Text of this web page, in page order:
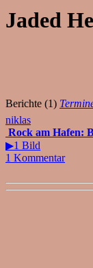
Jaded
Berichte (1)
niklas
Rock am Hafen:
▶1 Bild
1 Kommentar